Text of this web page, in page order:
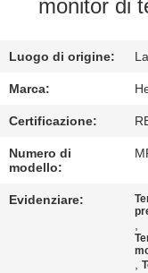
QUALITÀ
NOTIZIE
monitor di
Luogo di origine:
Marca:
Certificazione:
Numero di
modello:
Evidenziare:
,
,